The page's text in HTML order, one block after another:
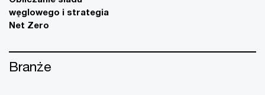
węglowego i strategia
Net Zero
Branże